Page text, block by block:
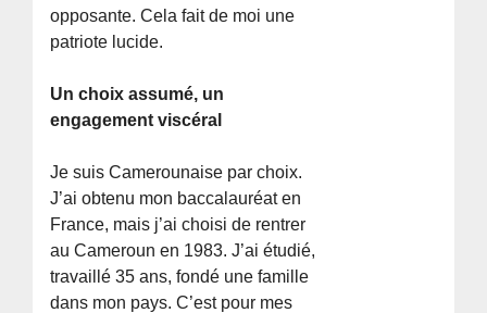
opposante. Cela fait de moi une
patriote lucide.
Un choix assumé, un
engagement viscéral
Je suis Camerounaise par choix.
J’ai obtenu mon baccalauréat en
France, mais j’ai choisi de rentrer
au Cameroun en 1983. J’ai étudié,
travaillé 35 ans, fondé une famille
dans mon pays. C’est pour mes